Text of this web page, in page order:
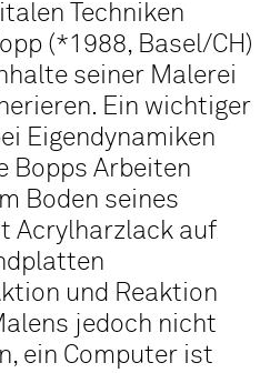
Techniken
(*1988, Basel/CH)
seiner Malerei
Ein wichtiger
Eigendynamiken
Bopps Arbeiten
Boden seines
Acrylharzlack auf
und Reaktion
jedoch nicht
ein Computer ist